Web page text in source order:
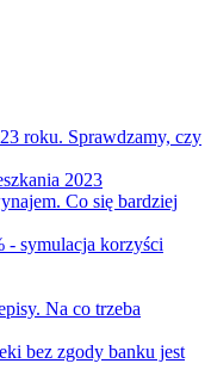
roku. Sprawdzamy, czy
2023
Co się bardziej
- symulacja korzyści
Na co trzeba
bez zgody banku jest